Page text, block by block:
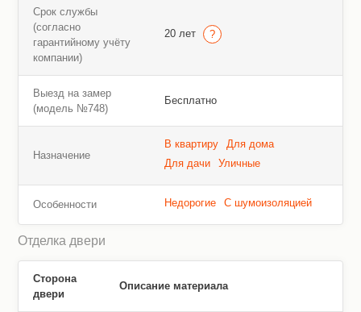
Срок службы
(согласно
гарантийному учёту
компании)
20 лет
Выезд на замер
(модель №748)
Бесплатно
Назначение
В квартиру
Для дома
Для дачи
Уличные
Особенности Недорогие С шумоизоляцией
Отделка двери
Сторона
двери
Описание материала